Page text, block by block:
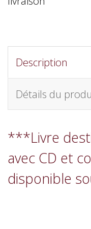
Description
Détails du
***Livre
avec CD et
disponible